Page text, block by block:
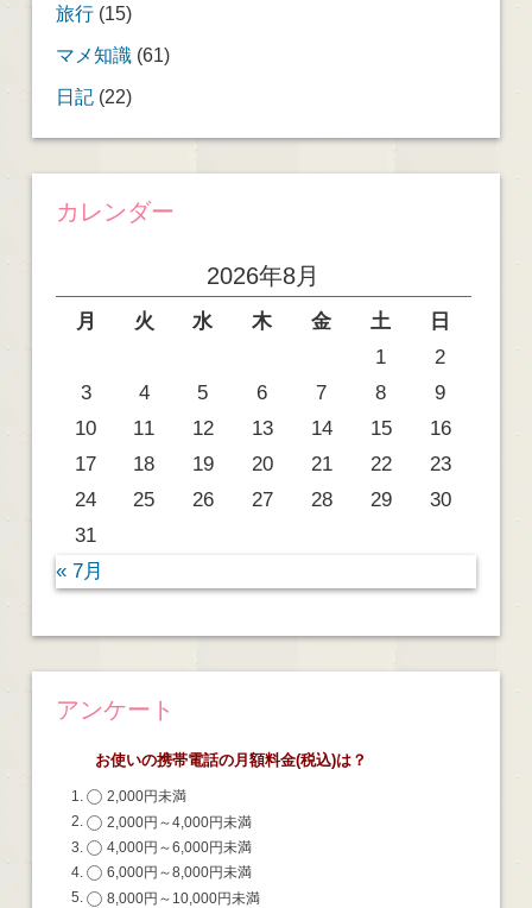
旅行(15)
マメ知識 (61)
日記 (22)
カレンダー
2026年8月
月 火 水 木 金 土
日
1
2
3
4 5 6 7 8
9
10
11 12 13 14 15
16
17
18 19 20 21 22
23
24
25 26 27 28 29
30
31
« 7月
アンケート
お使いの携帯電話の月額料金(税込)は？
2,000円未満
2,000円～4,000円未満
4,000円～6,000円未満
6,000円～8,000円未満
8,000円～10,000円未満